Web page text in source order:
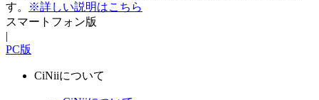
す。
※詳しい説明はこちら
スマートフォン版
|
PC版
CiNiiについて